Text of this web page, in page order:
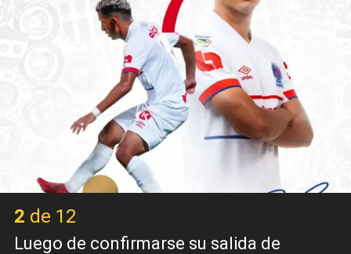
2 de 12
Luego de confirmarse su salida de